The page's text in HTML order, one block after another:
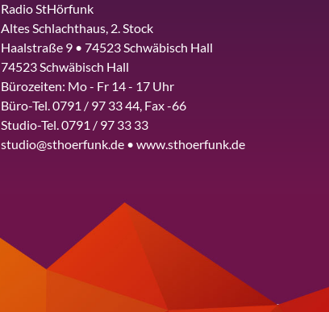
Radio StHörfunk
Altes Schlachthaus, 2. Stock
Haalstraße 9 • 74523 Schwäbisch Hall
74523 Schwäbisch Hall
Bürozeiten: Mo - Fr 14 - 17 Uhr
Büro-Tel. 0791 / 97 33 44, Fax -66
Studio-Tel. 0791 / 97 33 33
studio@sthoerfunk.de • www.sthoerfunk.de